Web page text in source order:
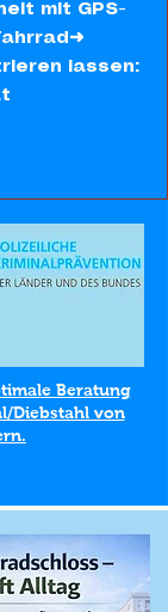
mit GPS-
lassen:
Beratung
Diebstahl von